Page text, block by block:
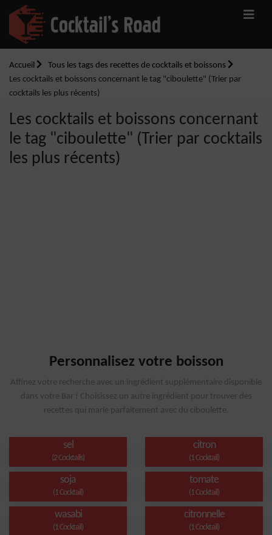
Accueil
Tous les tags des recettes de cocktails et boissons
Les cocktails et boissons concernant le tag "ciboulette" (Trier par
cocktails les plus récents)
Les cocktails et boissons concernant
le tag "ciboulette" (Trier par cocktails
les plus récents)
Personnalisez votre boisson
Affinez votre recherche avec un ingrédient supplémentaire disponible
dans votre Bar ! Choisissez un autre ingrédient pour trouver des
recettes qui marie parfaitement avec du ciboulette.
sel
(2 Cocktails)
citron
(1 Cocktail)
soja
(1 Cocktail)
tomate
(1 Cocktail)
wasabi
(1 Cocktail)
citronnelle
(1 Cocktail)